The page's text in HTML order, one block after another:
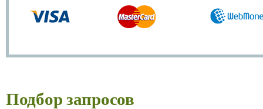
Подбор запросов